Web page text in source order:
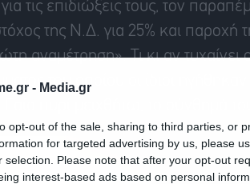
- Media.gr
opt-out of the sale, sharing to third parties, or
for targeted advertising by us, please
selection. Please note that after your opt-out
interest-based ads based on personal
τις επιδιώξεις τους, τον
της Ν.Δ. για 25% και παροχή
αναμέτρηση». Τι κι αν τυχαίνει
του οποίου οι ίδιοι ηγήθηκαν
πυρί μειχθήτω, το σύνθημά